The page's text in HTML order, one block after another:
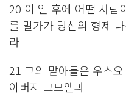
20 이 일 후에 어떤 사람
를 밀가가 당신의 형제
라
21 그의 맏아들은 우스
아버지 그므엘과